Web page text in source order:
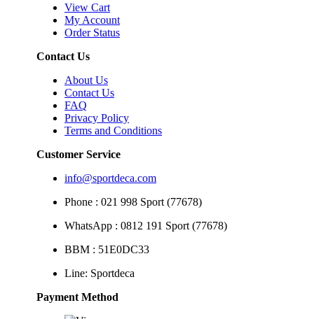
View Cart
My Account
Order Status
Contact Us
About Us
Contact Us
FAQ
Privacy Policy
Terms and Conditions
Customer Service
info@sportdeca.com
Phone : 021 998 Sport (77678)
WhatsApp : 0812 191 Sport (77678)
BBM : 51E0DC33
Line: Sportdeca
Payment Method